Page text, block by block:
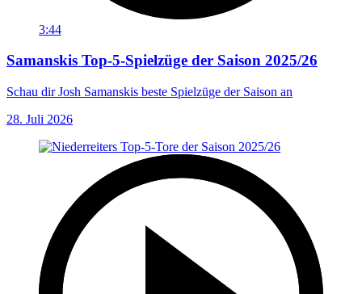
3:44
Samanskis Top-5-Spielzüge der Saison 2025/26
Schau dir Josh Samanskis beste Spielzüge der Saison an
28. Juli 2026